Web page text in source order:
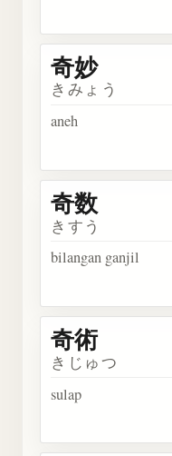
奇妙
きみょう
aneh
奇数
きすう
bilangan ganjil
奇術
きじゅつ
sulap